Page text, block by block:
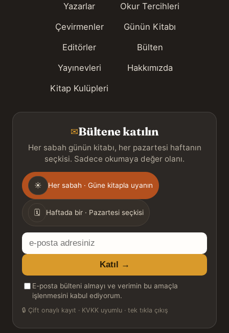
Yazarlar
Çevirmenler
Editörler
Yayınevleri
Kitap Kulüpleri
Okur Tercihleri
Günün Kitabı
Bülten
Hakkımızda
✉Bültene katılın
Her sabah günün kitabı, her pazartesi haftanın
seçkisi. Sadece okumaya değer olanı.
Gönderim
sıklığı
☀ Her sabah · Güne kitapla uyanın
🗓 Haftada bir · Pazartesi seçkisi
E-
posta
adresiniz
Katıl →
E-posta bülteni almayı ve verimin bu amaçla
işlenmesini kabul ediyorum.
🔒 Çift onaylı kayıt · KVKK uyumlu · tek tıkla çıkış